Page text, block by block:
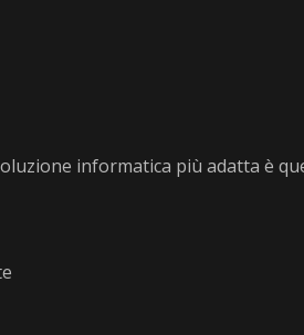
informatica più adatta è